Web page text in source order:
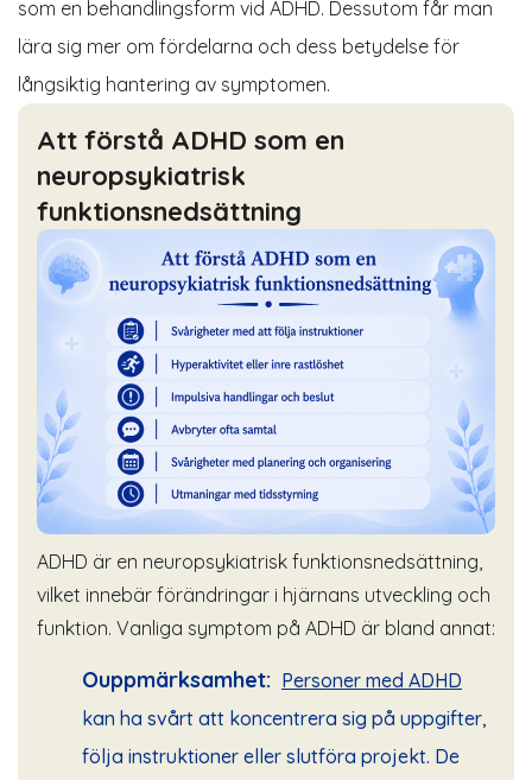
som en behandlingsform vid ADHD. Dessutom får man
lära sig mer om fördelarna och dess betydelse för
långsiktig hantering av symptomen.
Att förstå ADHD som en
neuropsykiatrisk
funktionsnedsättning
ADHD är en neuropsykiatrisk funktionsnedsättning,
vilket innebär förändringar i hjärnans utveckling och
funktion. Vanliga symptom på ADHD är bland annat:
Ouppmärksamhet: Personer med ADHD
kan ha svårt att koncentrera sig på uppgifter,
följa instruktioner eller slutföra projekt. De